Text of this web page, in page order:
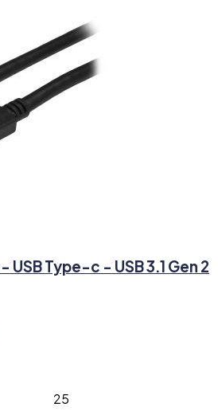
USB Type-c - USB 3.1 Gen 2
25